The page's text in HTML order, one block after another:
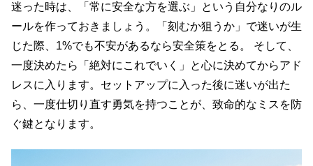
迷った時は、「常に安全な方を選ぶ」という自分なりのル
ールを作っておきましょう。「刻むか狙うか」で迷いが生
じた際、1%でも不安があるなら安全策をとる。 そして、
一度決めたら「絶対にこれでいく」と心に決めてからアド
レスに入ります。セットアップに入った後に迷いが出た
ら、一度仕切り直す勇気を持つことが、致命的なミスを防
ぐ鍵となります。